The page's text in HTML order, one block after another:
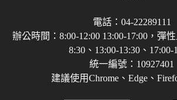
電話：04-22289111
辦公時間：8:00-12:00 13:00-17:00，彈
8:30、13:00-13:30、17:00-
統一編號：10927401
建議使用Chrome、Edge、